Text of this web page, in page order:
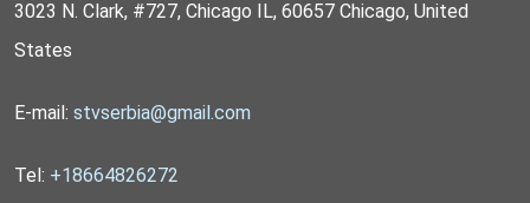
3023 N. Clark, #727, Chicago IL, 60657 Chicago, United
States
E-mail: stvserbia@gmail.com
Tel: +18664826272